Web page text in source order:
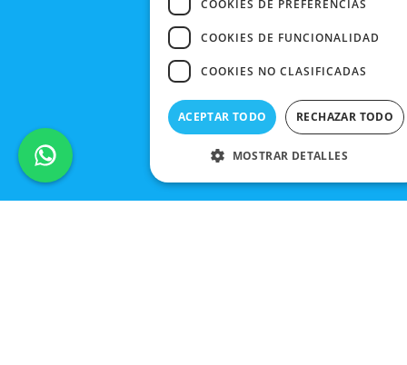
COOKIES DE PREFERENCIAS
COOKIES DE FUNCIONALIDAD
COOKIES NO CLASIFICADAS
ACEPTAR TODO RECHAZAR TODO
MOSTRAR DETALLES